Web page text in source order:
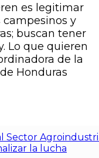
es legitimar
campesinos y
buscan tener
Lo que quieren
de la
Honduras
Sector
la lucha